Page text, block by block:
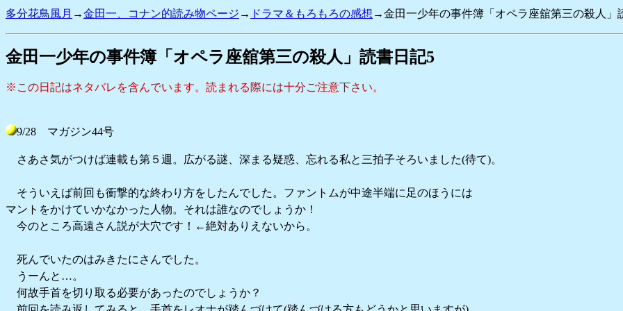
多分花鳥風月 →金田一、コナン的読み物ページ → ドラマ＆もろもろの感想 →金田一少年の事件簿「オペラ座舘第三の殺人」
金田一少年の事件簿「オペラ座舘第三の殺人」読書日記5
※この日記はネタバレを含んでいます。読まれる際には十分ご注意下さい。
9/28 マガジン44号
さあさ気がつけば連載も第５週。広がる謎、深まる疑惑、忘れる私と三拍子そろいました(待て)。
そういえば前回も衝撃的な終わり方をしたんでした。ファントムが中途半端に足のほうには
マントをかけていかなかった人物。それは誰なのでしょうか！
今のところ高遠さん説が大穴です！←絶対ありえないから。
死んでいたのはみきたにさんでした。
うーんと…。
何故手首を切り取る必要があったのでしょうか？